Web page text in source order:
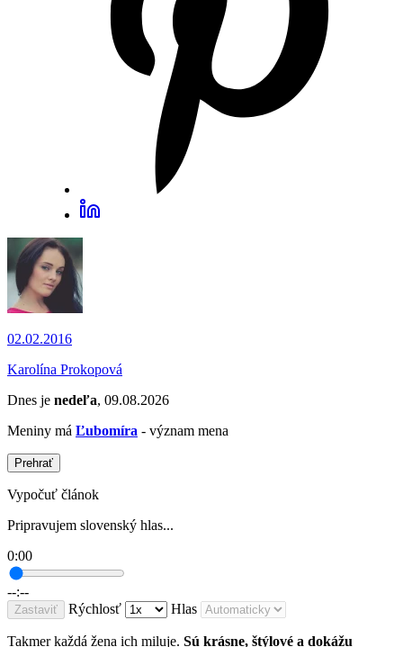
02.02.2016
Karolína Prokopová
Dnes je nedeľa, 09.08.2026
Meniny má Ľubomíra - význam mena
Prehrať
Vypočuť článok
Pripravujem slovenský hlas...
0:00
--:--
Zastaviť Rýchlosť Hlas
Takmer každá žena ich miluje. Sú krásne, štýlové a dokážu